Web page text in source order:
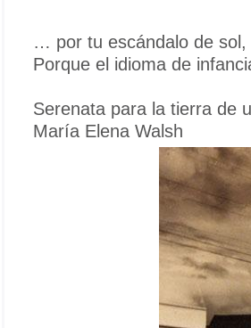
… por tu escándalo de sol,
Porque el idioma de
Serenata para la tierra de
María Elena Walsh